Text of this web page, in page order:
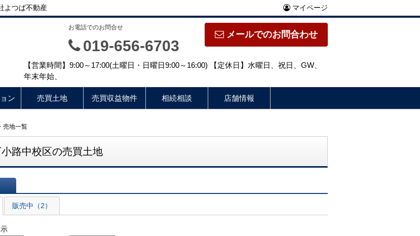
よつば不動産 マイページ
メールでのお問合わせ
お電話でのお問合せ
019-656-6703
【営業時間】9:00～17:00(土曜日・日曜日9:00～16:00) 【定休日】水曜日、祝日、GW、
年末年始、
ン 売買土地 売買収益物件 相続相談 店舗情報
売地一覧
路中校区の売買土地
販売中（2）